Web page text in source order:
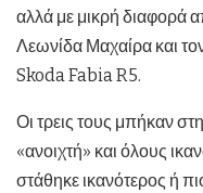
αλλά με μικρή διαφορά
Λεωνίδα Μαχαίρα και
Skoda Fabia R5.
Οι τρεις τους μπήκαν
«ανοιχτή» και όλους
στάθηκε ικανότερος ή